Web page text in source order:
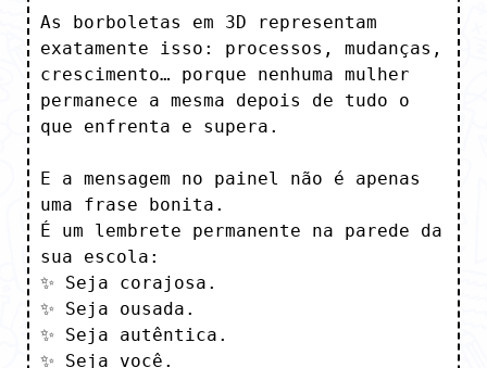
As borboletas em 3D representam
exatamente isso: processos, mudanças,
crescimento… porque nenhuma mulher
permanece a mesma depois de tudo o
que enfrenta e supera.
E a mensagem no painel não é apenas
uma frase bonita.
É um lembrete permanente na parede da
sua escola:
✨ Seja corajosa.
✨ Seja ousada.
✨ Seja autêntica.
✨ Seja você.